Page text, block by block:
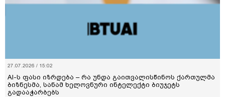
27.07.2026 / 15:02
AI-ს ფასი იზრდება – რა უნდა გაითვალისწინოს ქართულმა
ბიზნესმა, სანამ ხელოვნური ინტელექტი ბიუჯეტს
გადააჭარბებს